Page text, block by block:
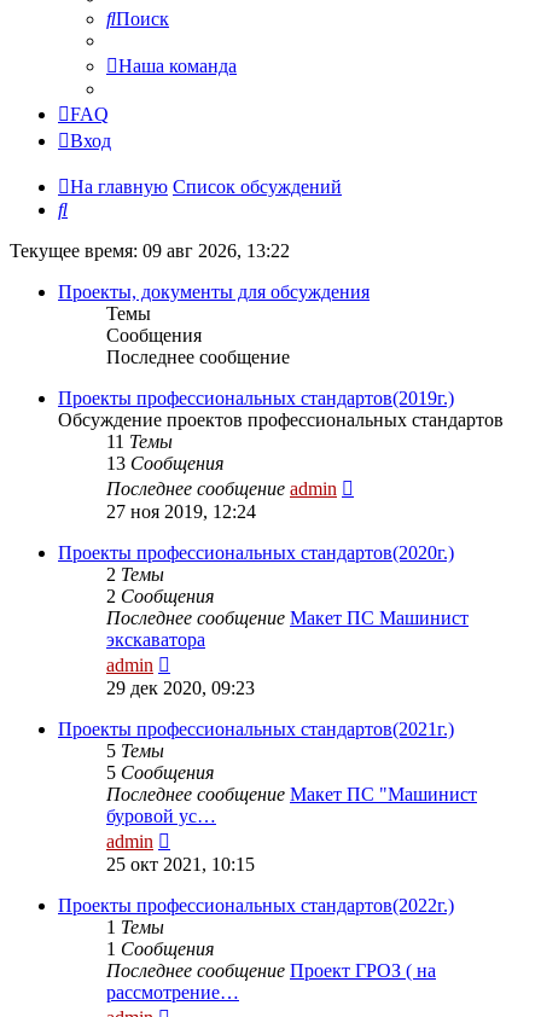
Поиск
Наша команда
FAQ
Вход
На главную Список обсуждений
Поиск
Текущее время: 09 авг 2026, 13:22
Проекты, документы для обсуждения
Темы
Сообщения
Последнее сообщение
Проекты профессиональных стандартов(2019г.)
Обсуждение проектов профессиональных стандартов
11 Темы
13 Сообщения
Последнее сообщение admin
сообщению
27 ноя 2019, 12:24
Проекты профессиональных стандартов(2020г.)
2 Темы
2 Сообщения
Последнее сообщение Макет ПС Машинист
экскаватора
admin
к
сообщению
29 дек 2020, 09:23
Проекты профессиональных стандартов(2021г.)
5 Темы
5 Сообщения
Последнее сообщение Макет ПС "Машинист
буровой ус…
admin
к
сообщению
25 окт 2021, 10:15
Проекты профессиональных стандартов(2022г.)
1 Темы
1 Сообщения
Последнее сообщение Проект ГРОЗ ( на
рассмотрение…